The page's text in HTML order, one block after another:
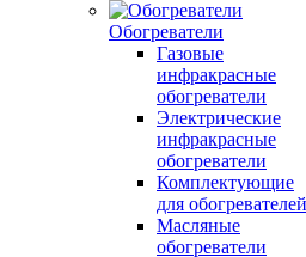
Обогреватели
Газовые
инфракрасные
обогреватели
Электрические
инфракрасные
обогреватели
Комплектующие
для обогревателей
Масляные
обогреватели